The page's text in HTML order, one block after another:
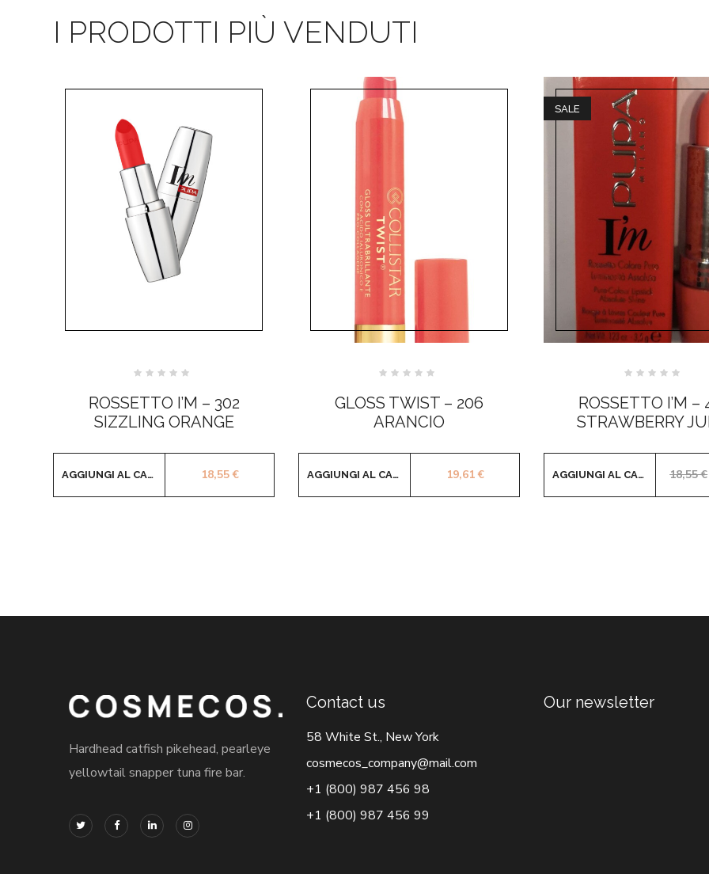
I PRODOTTI PIÙ VENDUTI
su
5
ROSSETTO I’M – 302
SIZZLING ORANGE
18,55€
AGGIUNGI AL CARRELLO
su
5
GLOSS TWIST – 206
ARANCIO
19,61€
AGGIUNGI AL CARRELLO
SALE
su
5
ROSSETTO I’M –
STRAWBERRY
18,55€
AGGIUNGI AL CARRELLO
Hardhead catfish pikehead, pearleye
yellowtail snapper tuna fire bar.
Contact us
58 White St., New York
cosmecos_company@mail.com
+1 (800) 987 456 98
+1 (800) 987 456 99
Our newsletter